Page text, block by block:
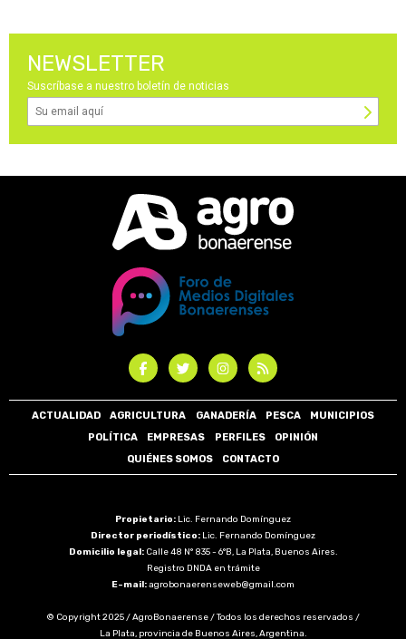
NEWSLETTER
Suscríbase a nuestro boletín de noticias
ACTUALIDAD AGRICULTURA GANADERÍA PESCA
MUNICIPIOS
POLÍTICA
EMPRESAS PERFILES
OPINIÓN
QUIÉNES SOMOS
CONTACTO
Propietario: Lic. Fernando Domínguez
Director periodístico: Lic. Fernando Domínguez
Domicilio legal: Calle 48 N° 835 - 6°B, La Plata, Buenos Aires.
Registro DNDA en trámite
E-mail:agrobonaerenseweb@gmail.com
© Copyright 2025 / AgroBonaerense / Todos los derechos reservados /
La Plata, provincia de Buenos Aires, Argentina.